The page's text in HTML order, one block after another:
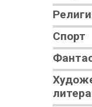
Спорт